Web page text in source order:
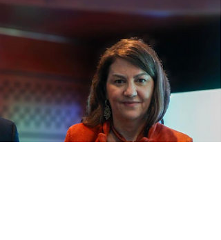
Estados Unidos
Un nuevo hito en su expansión y consolidación
como la comunidad de asesores financieros
más grande de Hispanoamérica. LAKPA,
fintech...